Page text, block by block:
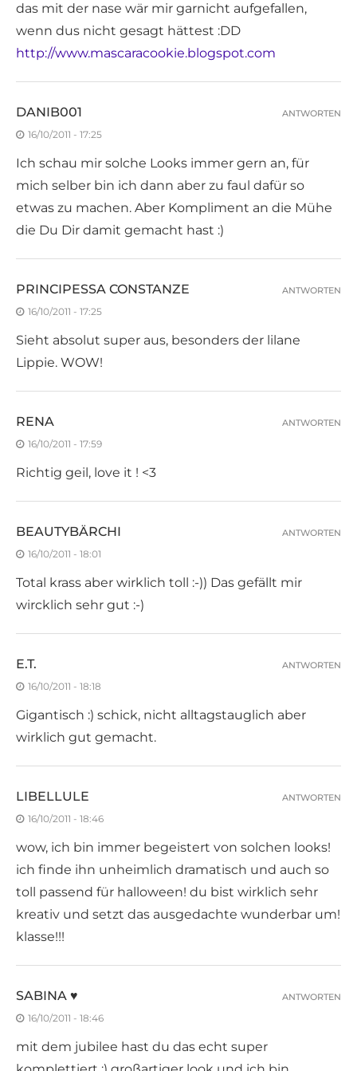
das mit der nase wär mir garnicht aufgefallen,
wenn dus nicht gesagt hättest :DD
http://www.mascaracookie.blogspot.com
DANIB001
16/10/2011 - 17:25
Ich schau mir solche Looks immer gern an, für
mich selber bin ich dann aber zu faul dafür so
etwas zu machen. Aber Kompliment an die Mühe
die Du Dir damit gemacht hast :)
ANTWORTEN
PRINCIPESSA CONSTANZE
16/10/2011 - 17:25
Sieht absolut super aus, besonders der lilane
Lippie. WOW!
ANTWORTEN
RENA
16/10/2011 - 17:59
Richtig geil, love it ! <3
ANTWORTEN
BEAUTYBÄRCHI
16/10/2011 - 18:01
Total krass aber wirklich toll :-)) Das gefällt mir
wircklich sehr gut :-)
ANTWORTEN
E.T.
16/10/2011 - 18:18
Gigantisch :) schick, nicht alltagstauglich aber
wirklich gut gemacht.
ANTWORTEN
LIBELLULE
16/10/2011 - 18:46
wow, ich bin immer begeistert von solchen looks!
ich finde ihn unheimlich dramatisch und auch so
toll passend für halloween! du bist wirklich sehr
kreativ und setzt das ausgedachte wunderbar um!
klasse!!!
ANTWORTEN
SABINA ♥
16/10/2011 - 18:46
mit dem jubilee hast du das echt super
ANTWORTEN